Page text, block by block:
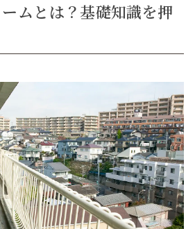
ムとは？基礎知識を押